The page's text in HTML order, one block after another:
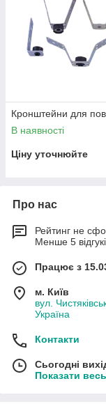
Кронштейни для
В наявності
Ціну уточнюйте
Про нас
Рейтинг не
Менше 5
Працює з
м. Київ
вул.
Україна
Контакти
Сьогодні
Показати